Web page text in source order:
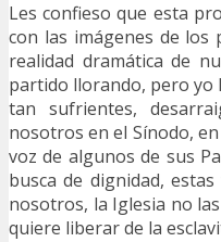
Les confieso que esta
con las imágenes de
realidad dramática de
partido llorando, pero yo
tan sufrientes,
nosotros en el Sínodo,
voz de algunos de sus
busca de dignidad,
nosotros, la Iglesia no
quiere liberar de la